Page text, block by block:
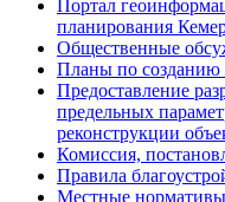
Портал
планирования
Общественные
Планы по созданию
Предоставление
предельных
реконструкции
Комиссия,
Правила
Местные